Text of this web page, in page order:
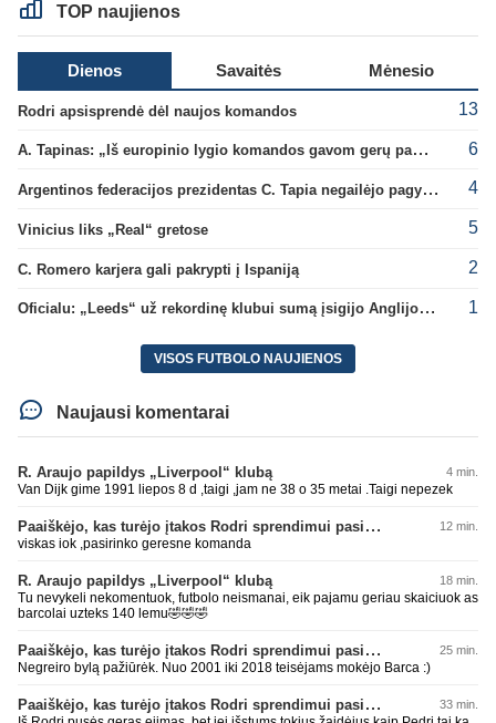
TOP naujienos
Dienos Savaitės Mėnesio
Rodri apsisprendė dėl naujos komandos 13
A. Tapinas: „Iš europinio lygio komandos gavom gerų pamokų“ 6
Argentinos federacijos prezidentas C. Tapia negailėjo pagyrų G. Infantino 4
Vinicius liks „Real“ gretose 5
C. Romero karjera gali pakrypti į Ispaniją 2
Oficialu: „Leeds“ už rekordinę klubui sumą įsigijo Anglijos rinktinės vartininką 1
VISOS FUTBOLO NAUJIENOS
Naujausi komentarai
R. Araujo papildys „Liverpool“ klubą 4 min.
Van Dijk gime 1991 liepos 8 d ,taigi ,jam ne 38 o 35 metai .Taigi nepezek
Paaiškėjo, kas turėjo įtakos Rodri sprendimui pasirinkti Barselonos pusę 12 min.
viskas iok ,pasirinko geresne komanda
R. Araujo papildys „Liverpool“ klubą 18 min.
Tu nevykeli nekomentuok, futbolo neismanai, eik pajamu geriau skaiciuok as
barcolai uzteks 140 lemu🤣🤣🤣
Paaiškėjo, kas turėjo įtakos Rodri sprendimui pasirinkti Barselonos pusę 25 min.
Negreiro bylą pažiūrėk. Nuo 2001 iki 2018 teisėjams mokėjo Barca :)
Paaiškėjo, kas turėjo įtakos Rodri sprendimui pasirinkti Barselonos pusę 33 min.